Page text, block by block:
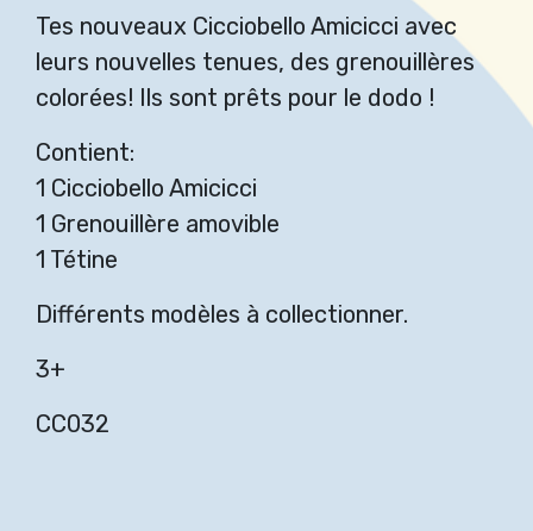
Tes nouveaux Cicciobello Amicicci avec
leurs nouvelles tenues, des grenouillères
colorées! Ils sont prêts pour le dodo !
Contient:
1 Cicciobello Amicicci
1 Grenouillère amovible
1 Tétine
Différents modèles à collectionner.
3+
CC032